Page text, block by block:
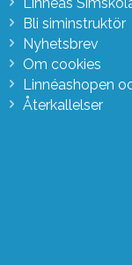
Bli siminstruktör
Nyhetsbrev
Om cookies
Linnéashopen
Återkallelser